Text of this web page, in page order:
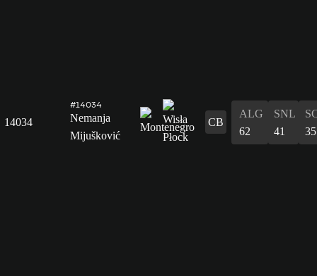
14034
#14034
Nemanja
Mijušković
CB
ALG
62
SNL
41
35